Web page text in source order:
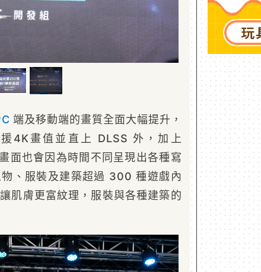
端及移動端的畫質全面大幅提升，
4K畫值並直上 DLSS 外，加上
面也會因為時間不同呈現出各種寫
、服裝及建築超過 300 種遊戲內
肌膚更富紋理，服裝與各種建築的